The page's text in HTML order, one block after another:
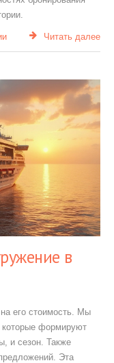
Читать далее
в
на его стоимость. Мы
которые формируют
и сезон. Также
Эта